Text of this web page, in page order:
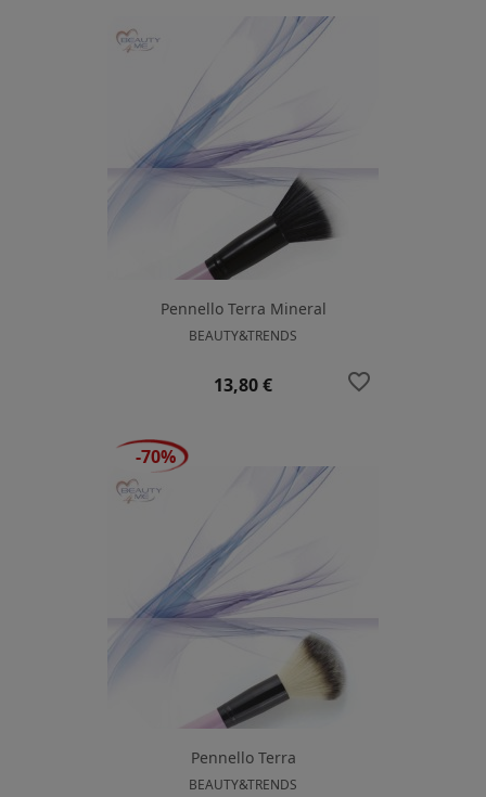
Pennello Terra Mineral
BEAUTY&TRENDS
Prezzo
13,80 € favorite_border
Pennello Terra
BEAUTY&TRENDS
-70%